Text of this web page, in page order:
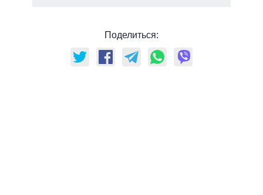
Поделиться: